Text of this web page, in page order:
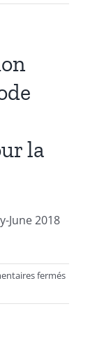
la
June 2018
ferméssur
: